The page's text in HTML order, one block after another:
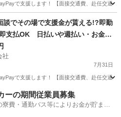
で支援します！ 【面接交通費、赴任交通
談でその場で支援金が貰える!?即勤
支払OK 日払いや週払い・お金住
る方必見の案件です！簡単な電子
工のお仕事♪
社
7月31日
で支援します！ 【面接交通費、赴任交通
ーの期間従業員募集
寮費・通勤バス等によりお金が貯まり